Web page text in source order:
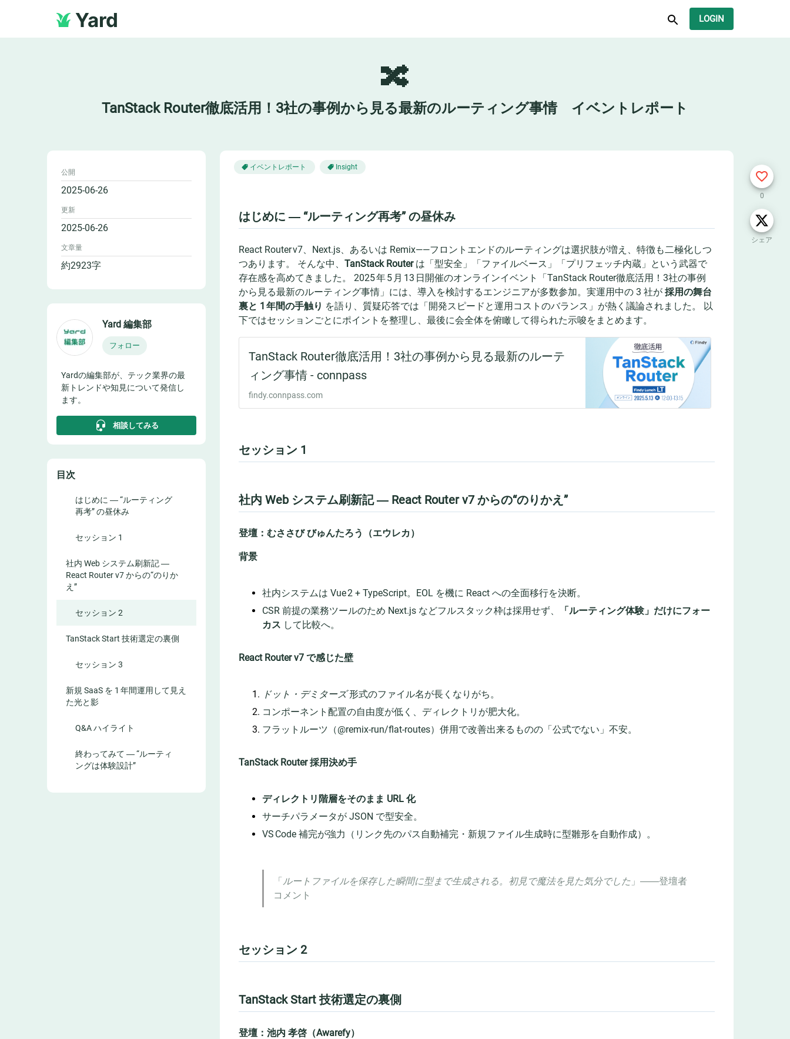
Yard LOGIN
🔀
TanStack Router徹底活用！3社の事例から見る最新のルーティング事情 イベントレポート
公開
2025-06-26
更新
2025-06-26
文章量
約2923字
Yard 編集部
フォロー
Yardの編集部が、テック業界の最
新トレンドや知見について発信し
ます。
相談してみる
目次
はじめに ― “ルーティング
再考” の昼休み
セッション 1
社内 Web システム刷新記 ―
React Router v7 からの“のりか
え”
セッション 2
TanStack Start 技術選定の裏側
セッション 3
新規 SaaS を 1 年間運用して見え
た光と影
Q&A ハイライト
終わってみて ― “ルーティ
ングは体験設計”
イベントレポート Insight
はじめに ― “ルーティング再考” の昼休み
React Router v7、Next.js、あるいは Remix——フロントエンドのルーティングは選択肢が増え、特徴も二極化しつ
つあります。 そんな中、 TanStack Routerは「型安全」「ファイルベース」「プリフェッチ内蔵」という武器で
存在感を高めてきました。 2025 年 5 月 13 日開催のオンラインイベント「TanStack Router徹底活用！3社の事例
から見る最新のルーティング事情」には、導入を検討するエンジニアが多数参加。実運用中の 3 社が 採用の舞台
裏と 1 年間の手触り を語り、質疑応答では「開発スピードと運用コストのバランス」が熱く議論されました。 以
下ではセッションごとにポイントを整理し、最後に会全体を俯瞰して得られた示唆をまとめます。
セッション 1
社内 Web システム刷新記 ― React Router v7 からの“のりかえ”
登壇：むささび びゅんたろう（エウレカ）
背景
社内システムは Vue 2 + TypeScript。EOL を機に React への全面移行を決断。
CSR 前提の業務ツールのため Next.js などフルスタック枠は採用せず、
「ルーティング体験」だけにフォー
カス して比較へ。
React Router v7 で感じた壁
ドット・デミターズ形式のファイル名が長くなりがち。
コンポーネント配置の自由度が低く、ディレクトリが肥大化。
フラットルーツ（@remix-run/flat-routes）併用で改善出来るものの「公式でない」不安。
TanStack Router 採用決め手
ディレクトリ階層をそのまま URL 化
サーチパラメータが JSON で型安全。
VS Code 補完が強力（リンク先のパス自動補完・新規ファイル生成時に型雛形を自動作成）。
「ルートファイルを保存した瞬間に型まで生成される。初見で魔法を見た気分でした 」――登壇者
コメント
セッション 2
TanStack Start 技術選定の裏側
登壇：池内 孝啓（Awarefy）
0
シェア